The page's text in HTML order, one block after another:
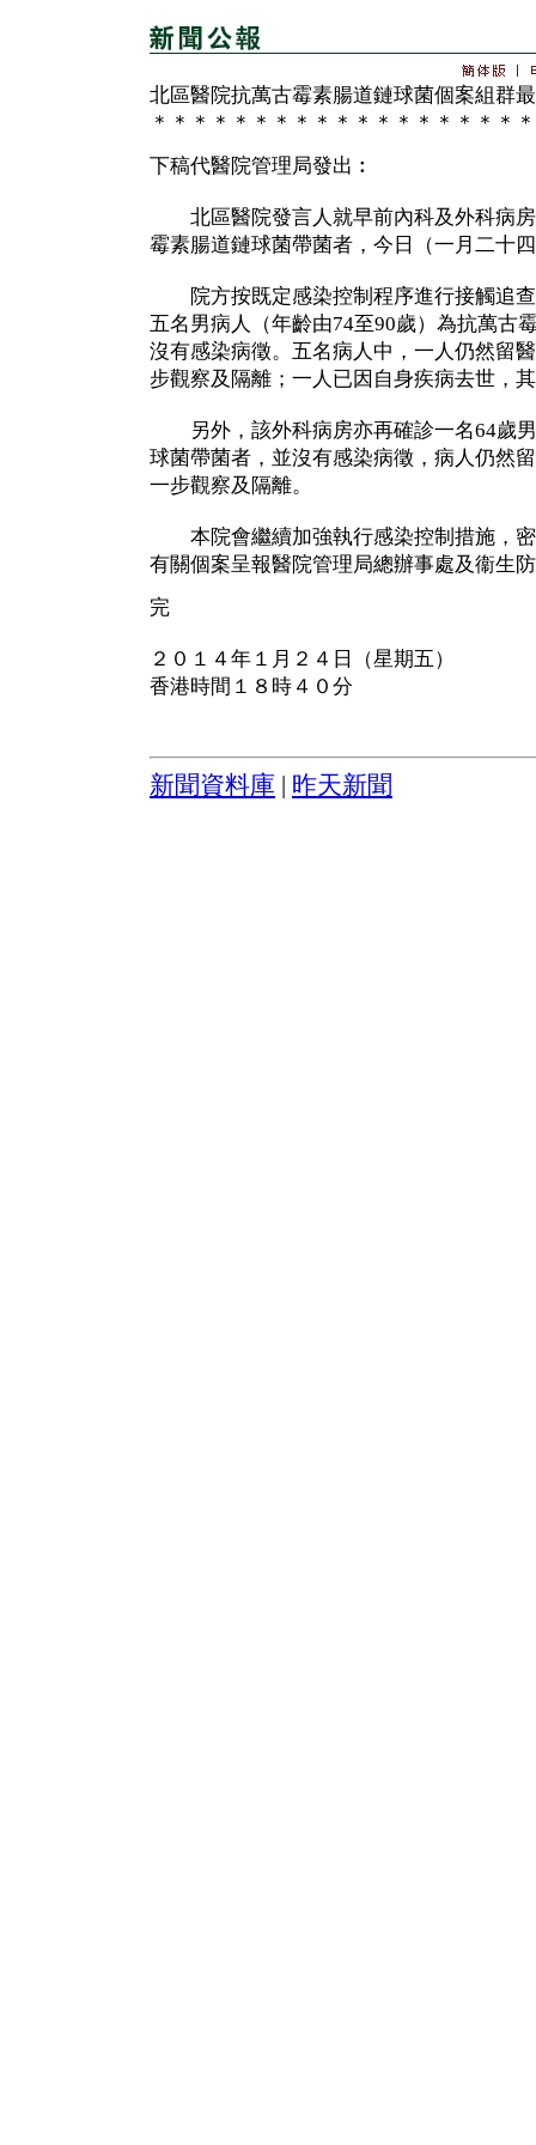
北區醫院抗萬古霉素腸道鏈球菌個案組群
＊＊＊＊＊＊＊＊＊＊＊＊＊＊＊＊＊＊
下稿代醫院管理局發出︰
北區醫院發言人就早前內科及外科病房
霉素腸道鏈球菌帶菌者，今日（一月二十
院方按既定感染控制程序進行接觸追查
五名男病人（年齡由74至90歲）為抗萬古
沒有感染病徵。五名病人中，一人仍然留
步觀察及隔離；一人已因自身疾病去世，
另外，該外科病房亦再確診一名64歲男
球菌帶菌者，並沒有感染病徵，病人仍然
一步觀察及隔離。
本院會繼續加強執行感染控制措施，密
有關個案呈報醫院管理局總辦事處及衞生
完
２０１４年１月２４日（星期五）
香港時間１８時４０分
新聞資料庫 昨天新聞